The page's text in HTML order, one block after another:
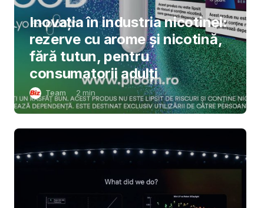
Inovația în industria nicotinei:
rezerve cu arome și nicotină,
fără tutun, pentru
consumatorii adulți
Team 2 min